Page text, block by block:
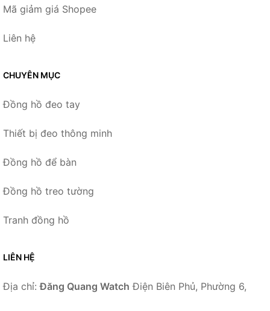
Mã giảm giá Shopee
Liên hệ
CHUYÊN MỤC
Đồng hồ đeo tay
Thiết bị đeo thông minh
Đồng hồ để bàn
Đồng hồ treo tường
Tranh đồng hồ
LIÊN HỆ
Địa chỉ:Đăng Quang Watch Điện Biên Phủ, Phường 6,